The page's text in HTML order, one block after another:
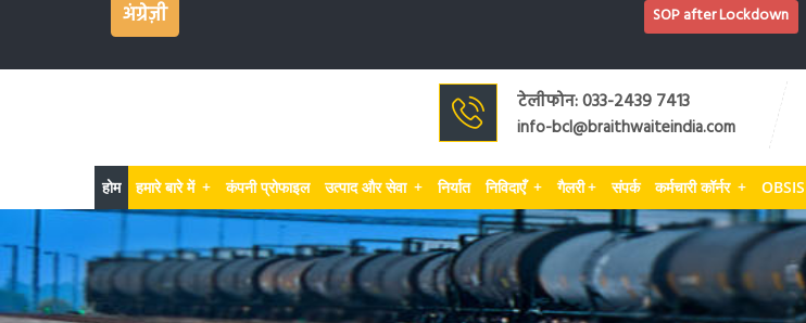
अंग्रेज़ी SOP after Lockdown
टेलीफोन: 033-2439 7413
info-bcl@braithwaiteindia.com
होम हमारे बारे में + कंपनी प्रोफाइल उत्पाद और सेवा + निर्यात निविदाएँ + गैलरी+ संपर्क कर्मचारी कॉर्नर + OBSIS